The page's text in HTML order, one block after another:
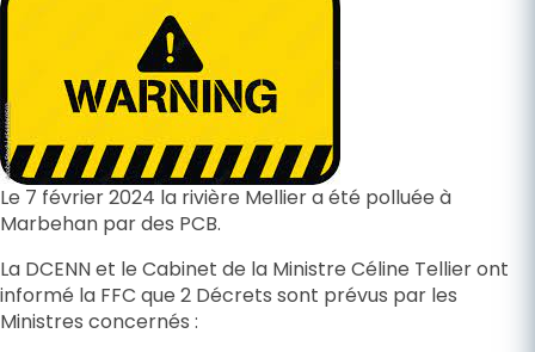
Le 7 février 2024 la rivière Mellier a été polluée à
Marbehan par des PCB.
La DCENN et le Cabinet de la Ministre Céline Tellier ont
informé la FFC que 2 Décrets sont prévus par les
Ministres concernés :